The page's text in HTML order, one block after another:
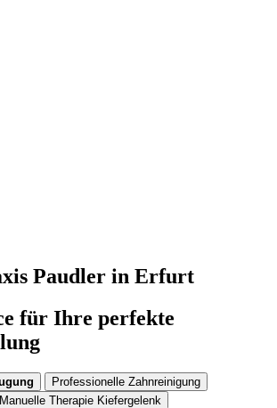
Paudler in Erfurt
für Ihre perfekte
Professionelle Zahnreinigung
Manuelle Therapie Kiefergelenk